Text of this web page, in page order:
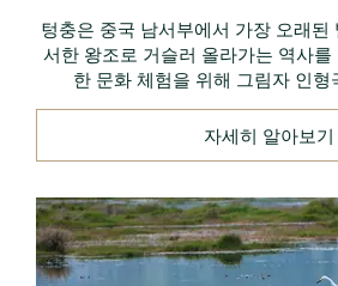
텅충은 중국 남서부에서 가장 오래된
서한 왕조로 거슬러 올라가는 역사를
한 문화 체험을 위해 그림자 인형
자세히 알아보기